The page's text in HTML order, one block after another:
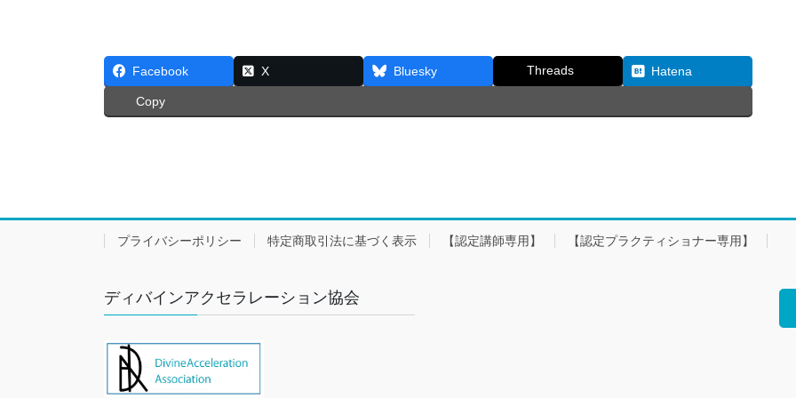
Facebook X Bluesky Threads Hatena
Copy
プライバシーポリシー 特定商取引法に基づく表示 【認定講師専用】 【認定プラクティショナー専用】
ディバインアクセラレーション協会